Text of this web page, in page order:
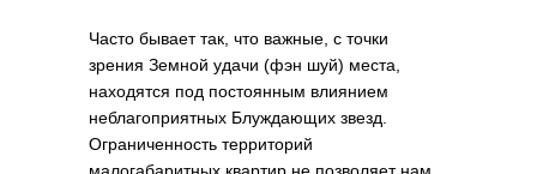
Часто бывает так, что важные, с точки
зрения Земной удачи (фэн шуй) места,
находятся под постоянным влиянием
неблагоприятных Блуждающих звезд.
Ограниченность территорий